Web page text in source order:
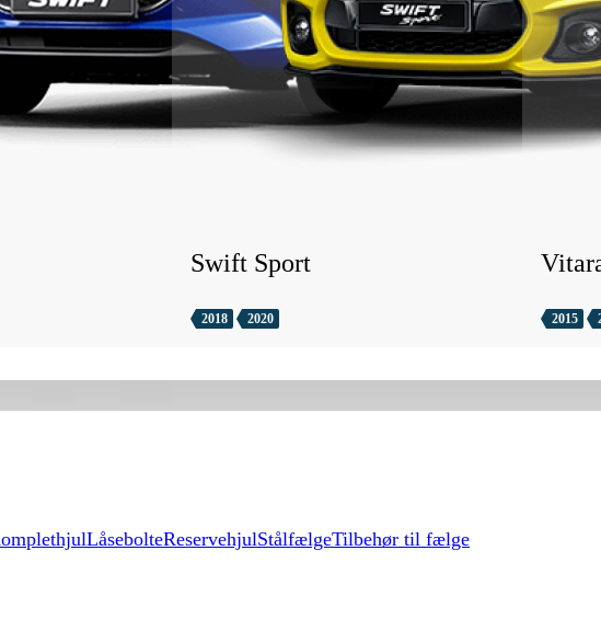
Swift Sport
2018 2020 2015
LåsebolteReservehjulStålfælgeTilbehør til fælge